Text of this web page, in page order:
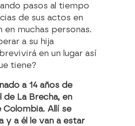
pasos al tiempo
de sus actos en
muchas personas.
a su hija
en un lugar así
tiene?
a 14 años de
de La Brecha, en
Allí se
y a él le van a estar